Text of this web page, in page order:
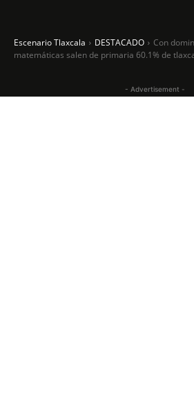
Escenario Tlaxcala DESTACADO
Con
matemáticas salen de primaria 60.1% de
- Advertisement -